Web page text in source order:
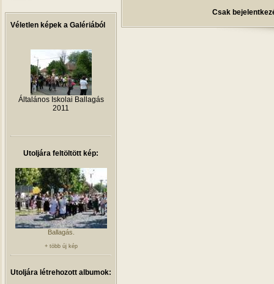
Véletlen képek a Galériából
Általános Iskolai Ballagás
2011
Utoljára feltöltött kép:
Ballagás.
+ több új kép
Utoljára létrehozott albumok:
Csak